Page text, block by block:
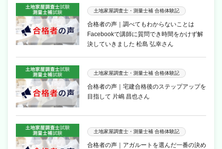
土地家屋調査士・測量士補 合格体験記
合格者の声｜調べてもわからないことは
Facebookで講師に質問でき時間をかけず解
決していきました 松島 弘幸さん
土地家屋調査士・測量士補 合格体験記
合格者の声｜宅建合格後のステップアップを
目指して 片嶋 昌也さん
土地家屋調査士・測量士補 合格体験記
合格者の声｜アガルートを選んだ一番の決め